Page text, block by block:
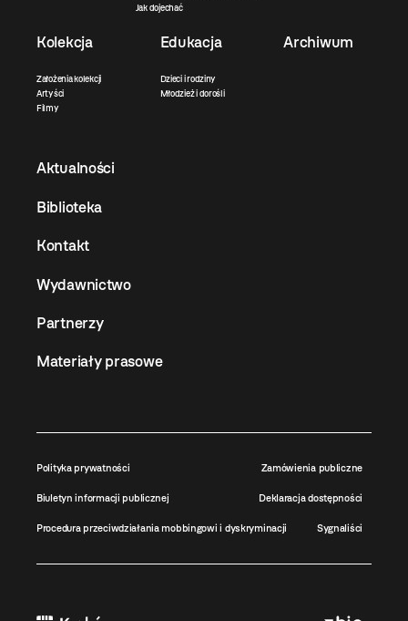
Jak dojechać
Kolekcja
Założenia kolekcji
Artyści
Filmy
Edukacja
Dzieci i rodziny
Młodzież i dorośli
Archiwum
Aktualności
Biblioteka
Kontakt
Wydawnictwo
Partnerzy
Materiały prasowe
Polityka prywatności Zamówienia publiczne
Biuletyn informacji publicznej Deklaracja dostępności
Procedura przeciwdziałania mobbingowi i dyskryminacji Sygnaliści